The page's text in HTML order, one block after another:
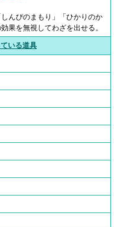
んぴのまもり」「ひかりのか
果を無視してわざを出せる。
いる道具